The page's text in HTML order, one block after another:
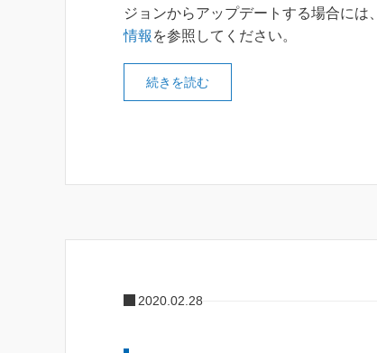
ジョンからアップデートする場合には、
情報 を参照してください。
続きを読む
2020.02.28